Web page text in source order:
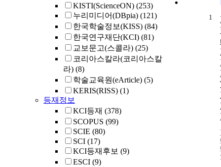
KISTI(ScienceON) (253)
누리미디어(DBpia) (121)
한국학술정보(KISS) (84)
한국연구재단(KCI) (81)
교보문고(스콜라) (25)
코리아스칼라(코리아스칼
라) (8)
학술교육원(eArticle) (5)
KERIS(RISS) (1)
등재정보
KCI등재 (378)
SCOPUS (99)
SCIE (80)
SCI (17)
KCI등재후보 (9)
ESCI (9)
1